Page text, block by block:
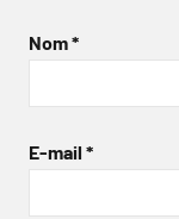
Nom*
E-mail *